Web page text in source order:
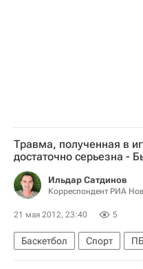
Травма, полученная в
достаточно серьезна -
Ильдар Сатдинов
Корреспондент РИА
21 мая 2012, 23:40 5
Баскетбол Спорт
Зенит (Санкт-Петербург)